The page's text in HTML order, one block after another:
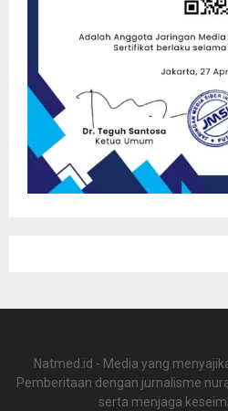
Natmed.id - Media yang
Pemberitaan dengan jurnalisme
serta menjaga